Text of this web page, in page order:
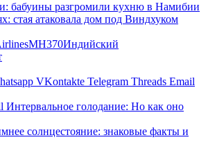
стая атаковала дом под Виндхуком
MH370Индийский
VKontakte Telegram Threads Email
Интервальное голодание: Но как оно
солнцестояние: знаковые факты и